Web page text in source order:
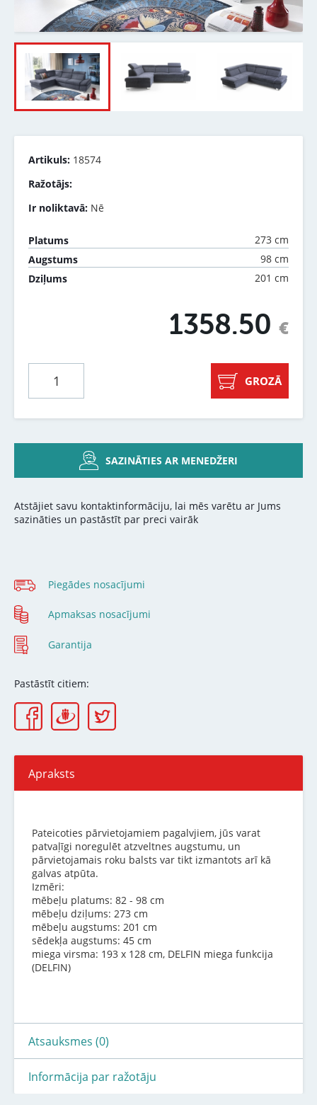
Artikuls: 18574
Ražotājs:
Ir noliktavā: Nē
Platums
273 cm
Augstums
98 cm
Dziļums
201 cm
1358.50 €
GROZĀ
SAZINĀTIES AR MENEDŽERI
Atstājiet savu kontaktinformāciju, lai mēs varētu ar Jums
sazināties un pastāstīt par preci vairāk
Piegādes nosacījumi
Apmaksas nosacījumi
Garantija
Pastāstīt citiem:
Apraksts
Pateicoties pārvietojamiem pagalvjiem, jūs varat
patvaļīgi noregulēt atzveltnes augstumu, un
pārvietojamais roku balsts var tikt izmantots arī kā
galvas atpūta.
Izmēri:
mēbeļu platums: 82 - 98 cm
mēbeļu dziļums: 273 cm
mēbeļu augstums: 201 cm
sēdekļa augstums: 45 cm
miega virsma: 193 x 128 cm, DELFIN miega funkcija
(DELFIN)
Atsauksmes (0)
Informācija par ražotāju